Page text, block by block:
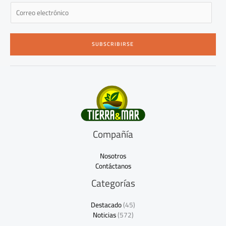
E
a
i
*
SUBSCRIBIRSE
Compañía
Nosotros
Contáctanos
Categorías
Destacado(45)
Noticias(572)